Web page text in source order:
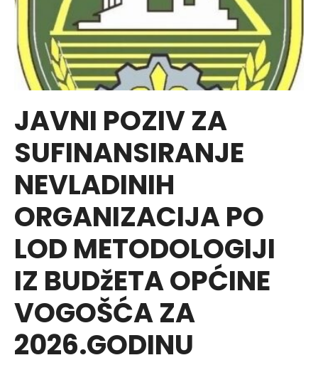
JAVNI POZIV ZA
SUFINANSIRANJE
NEVLADINIH
ORGANIZACIJA PO
LOD METODOLOGIJI
IZ BUDžETA OPĆINE
VOGOŠĆA ZA
2026.GODINU